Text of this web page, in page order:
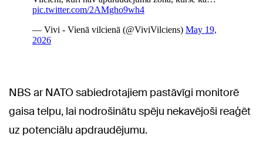
NBS ar NATO sabiedrotajiem pastāvīgi monitorē
gaisa telpu, lai nodrošinātu spēju nekavējoši reaģēt
uz potenciālu apdraudējumu.